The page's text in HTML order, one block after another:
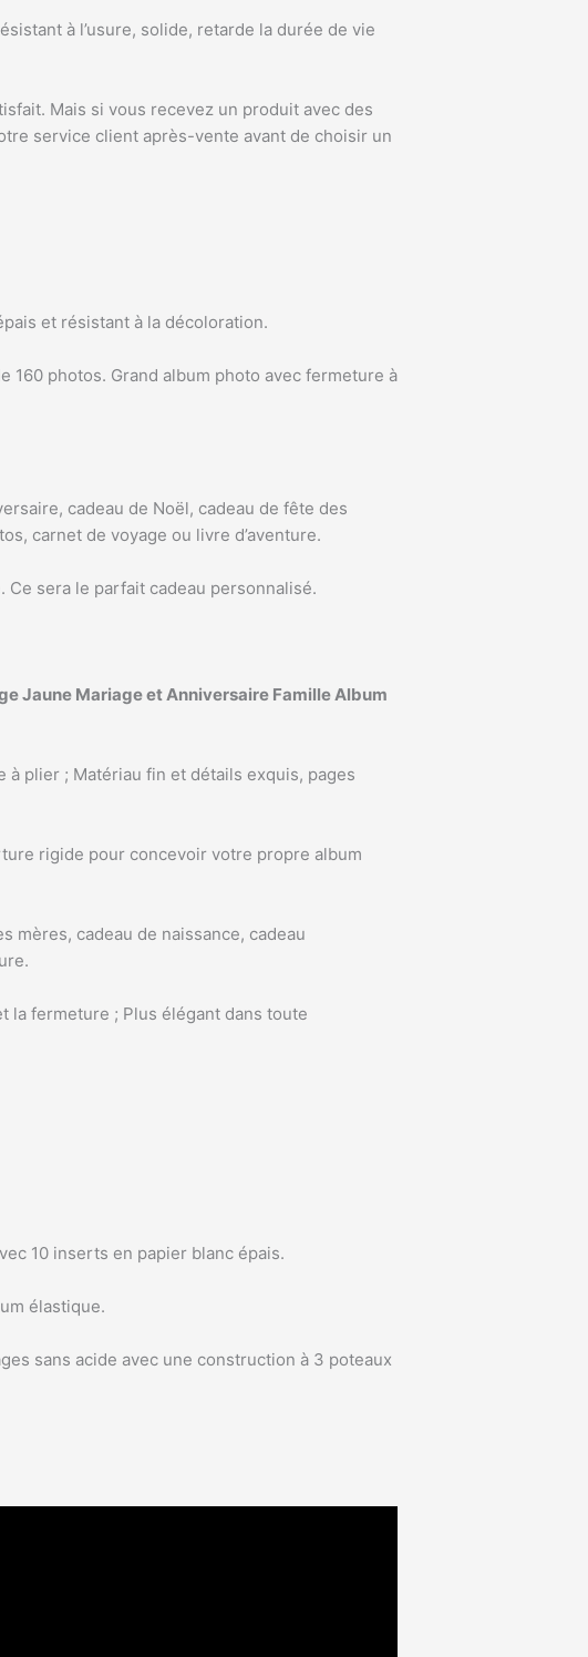
à l’usure, solide, retarde la durée de vie
Mais si vous recevez un produit avec des
service client après-vente avant de choisir un
et résistant à la décoloration.
160 photos. Grand album photo avec fermeture à
cadeau de Noël, cadeau de fête des
carnet de voyage ou livre d’aventure.
sera le parfait cadeau personnalisé.
Jaune Mariage et Anniversaire Famille Album
plier ; Matériau fin et détails exquis, pages
rigide pour concevoir votre propre album
mères, cadeau de naissance, cadeau
la fermeture ; Plus élégant dans toute
10 inserts en papier blanc épais.
élastique.
sans acide avec une construction à 3 poteaux